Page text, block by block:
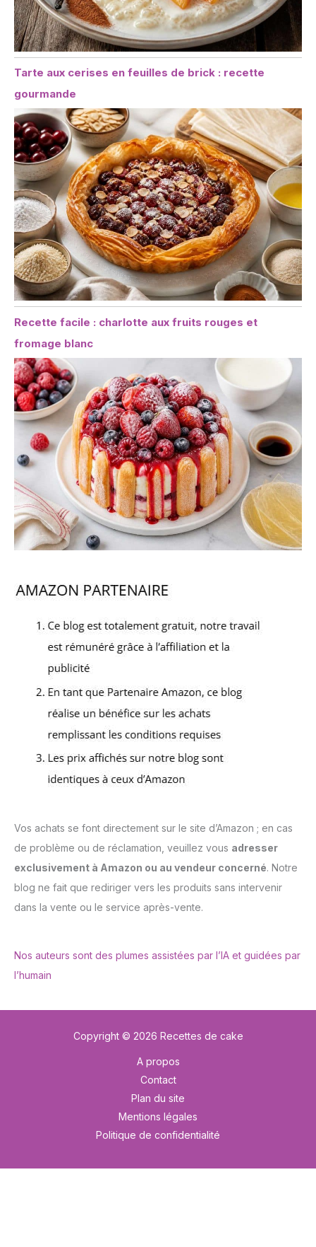
Tarte aux cerises en feuilles de brick : recette
gourmande
Recette facile : charlotte aux fruits rouges et
fromage blanc
Vos achats se font directement sur le site d’Amazon ; en cas
de problème ou de réclamation, veuillez vous adresser
exclusivement à Amazon ou au vendeur concerné. Notre
blog ne fait que rediriger vers les produits sans intervenir
dans la vente ou le service après-vente.
Nos auteurs sont des plumes assistées par l’IA et guidées par
l’humain
Copyright © 2026 Recettes de cake
A propos
Contact
Plan du site
Mentions légales
Politique de confidentialité